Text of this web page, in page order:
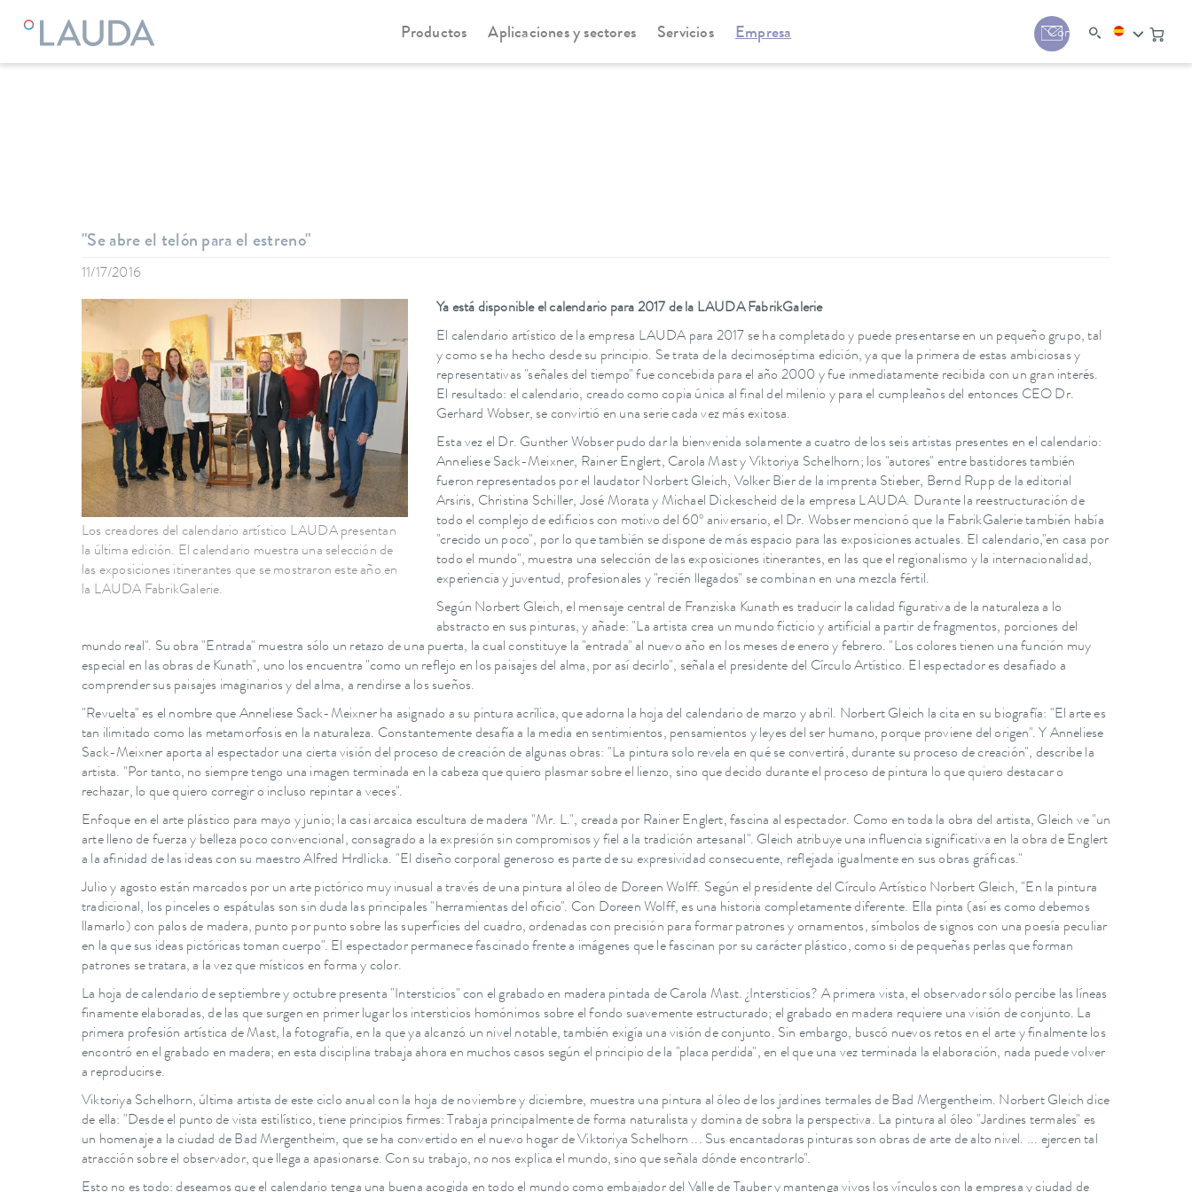
Productos Aplicaciones y sectores Servicios Empresa Contacto
LAUDA Empresa
"Se abre el telón para el estreno"
11/17/2016
Los creadores del calendario artístico LAUDA presentan
la última edición. El calendario muestra una selección de
las exposiciones itinerantes que se mostraron este año en
la LAUDA FabrikGalerie.
Ya está disponible el calendario para 2017 de la LAUDA FabrikGalerie
El calendario artístico de la empresa LAUDA para 2017 se ha completado y puede presentarse en un pequeño grupo, tal
y como se ha hecho desde su principio. Se trata de la decimoséptima edición, ya que la primera de estas ambiciosas y
representativas "señales del tiempo" fue concebida para el año 2000 y fue inmediatamente recibida con un gran interés.
El resultado: el calendario, creado como copia única al final del milenio y para el cumpleaños del entonces CEO Dr.
Gerhard Wobser, se convirtió en una serie cada vez más exitosa.
Esta vez el Dr. Gunther Wobser pudo dar la bienvenida solamente a cuatro de los seis artistas presentes en el calendario:
Anneliese Sack-Meixner, Rainer Englert, Carola Mast y Viktoriya Schelhorn; los "autores" entre bastidores también
fueron representados por el laudator Norbert Gleich, Volker Bier de la imprenta Stieber, Bernd Rupp de la editorial
Arsiris, Christina Schiller, José Morata y Michael Dickescheid de la empresa LAUDA. Durante la reestructuración de
todo el complejo de edificios con motivo del 60º aniversario, el Dr. Wobser mencionó que la FabrikGalerie también había
"crecido un poco", por lo que también se dispone de más espacio para las exposiciones actuales. El calendario,"en casa por
todo el mundo", muestra una selección de las exposiciones itinerantes, en las que el regionalismo y la internacionalidad,
experiencia y juventud, profesionales y "recién llegados" se combinan en una mezcla fértil.
Según Norbert Gleich, el mensaje central de Franziska Kunath es traducir la calidad figurativa de la naturaleza a lo
abstracto en sus pinturas, y añade: "La artista crea un mundo ficticio y artificial a partir de fragmentos, porciones del
mundo real". Su obra "Entrada" muestra sólo un retazo de una puerta, la cual constituye la "entrada" al nuevo año en los meses de enero y febrero. "Los colores tienen una función muy
especial en las obras de Kunath", uno los encuentra "como un reflejo en los paisajes del alma, por así decirlo", señala el presidente del Círculo Artístico. El espectador es desafiado a
comprender sus paisajes imaginarios y del alma, a rendirse a los sueños.
"Revuelta" es el nombre que Anneliese Sack-Meixner ha asignado a su pintura acrílica, que adorna la hoja del calendario de marzo y abril. Norbert Gleich la cita en su biografía: "El arte es
tan ilimitado como las metamorfosis en la naturaleza. Constantemente desafía a la media en sentimientos, pensamientos y leyes del ser humano, porque proviene del origen". Y Anneliese
Sack-Meixner aporta al espectador una cierta visión del proceso de creación de algunas obras: "La pintura solo revela en qué se convertirá, durante su proceso de creación", describe la
artista. "Por tanto, no siempre tengo una imagen terminada en la cabeza que quiero plasmar sobre el lienzo, sino que decido durante el proceso de pintura lo que quiero destacar o
rechazar, lo que quiero corregir o incluso repintar a veces".
Enfoque en el arte plástico para mayo y junio; la casi arcaica escultura de madera "Mr. L.", creada por Rainer Englert, fascina al espectador. Como en toda la obra del artista, Gleich ve "un
arte lleno de fuerza y belleza poco convencional, consagrado a la expresión sin compromisos y fiel a la tradición artesanal". Gleich atribuye una influencia significativa en la obra de Englert
a la afinidad de las ideas con su maestro Alfred Hrdlicka. "El diseño corporal generoso es parte de su expresividad consecuente, reflejada igualmente en sus obras gráficas."
Julio y agosto están marcados por un arte pictórico muy inusual a través de una pintura al óleo de Doreen Wolff. Según el presidente del Círculo Artístico Norbert Gleich, "En la pintura
tradicional, los pinceles o espátulas son sin duda las principales "herramientas del oficio". Con Doreen Wolff, es una historia completamente diferente. Ella pinta (así es como debemos
llamarlo) con palos de madera, punto por punto sobre las superficies del cuadro, ordenadas con precisión para formar patrones y ornamentos, símbolos de signos con una poesía peculiar
en la que sus ideas pictóricas toman cuerpo". El espectador permanece fascinado frente a imágenes que le fascinan por su carácter plástico, como si de pequeñas perlas que forman
patrones se tratara, a la vez que místicos en forma y color.
La hoja de calendario de septiembre y octubre presenta "Intersticios" con el grabado en madera pintada de Carola Mast. ¿Intersticios? A primera vista, el observador sólo percibe las líneas
finamente elaboradas, de las que surgen en primer lugar los intersticios homónimos sobre el fondo suavemente estructurado; el grabado en madera requiere una visión de conjunto. La
primera profesión artística de Mast, la fotografía, en la que ya alcanzó un nivel notable, también exigía una visión de conjunto. Sin embargo, buscó nuevos retos en el arte y finalmente los
encontró en el grabado en madera; en esta disciplina trabaja ahora en muchos casos según el principio de la "placa perdida", en el que una vez terminada la elaboración, nada puede volver
a reproducirse.
Viktoriya Schelhorn, última artista de este ciclo anual con la hoja de noviembre y diciembre, muestra una pintura al óleo de los jardines termales de Bad Mergentheim. Norbert Gleich dice
de ella: "Desde el punto de vista estilístico, tiene principios firmes: Trabaja principalmente de forma naturalista y domina de sobra la perspectiva. La pintura al óleo "Jardines termales" es
un homenaje a la ciudad de Bad Mergentheim, que se ha convertido en el nuevo hogar de Viktoriya Schelhorn ... Sus encantadoras pinturas son obras de arte de alto nivel. ... ejercen tal
atracción sobre el observador, que llega a apasionarse. Con su trabajo, no nos explica el mundo, sino que señala dónde encontrarlo".
Esto no es todo: deseamos que el calendario tenga una buena acogida en todo el mundo como embajador del Valle de Tauber y mantenga vivos los vínculos con la empresa y ciudad de